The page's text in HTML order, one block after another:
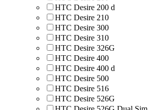
HTC Desire 200 d
HTC Desire 210
HTC Desire 300
HTC Desire 310
HTC Desire 326G
HTC Desire 400
HTC Desire 400 d
HTC Desire 500
HTC Desire 516
HTC Desire 526G